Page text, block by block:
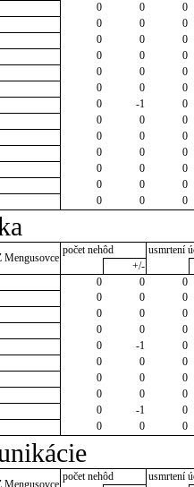
0 0
0
0 0
0
0 0
0
0 0
0
0 0
0
0 0
0
0 -1
0
0 0
0
0 0
0
0 0
0
0 0
0
0 0
0
0 0 0
Mengusovce
počet nehôd
usmrtení
+/-
0 0
0
0 0
0
0 0
0
0 0
0
0 -1
0
0 0
0
0 0
0
0 0
0
0 -1
0
0 0 0
Mengusovce
počet nehôd
usmrtení